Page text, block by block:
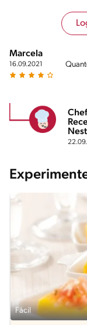
Marcela
16.09.2021
Fácil